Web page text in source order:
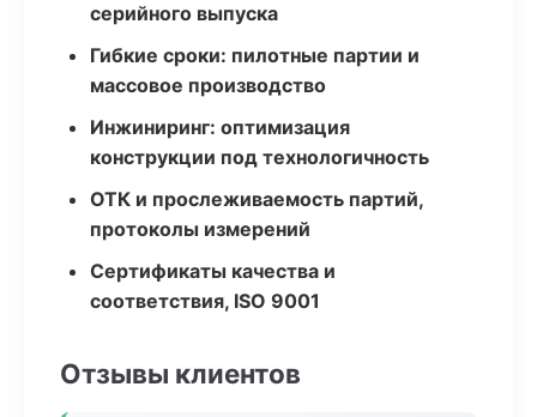
серийного выпуска
Гибкие сроки: пилотные партии и
массовое производство
Инжиниринг: оптимизация
конструкции под технологичность
ОТК и прослеживаемость партий,
протоколы измерений
Сертификаты качества и
соответствия, ISO 9001
Отзывы клиентов